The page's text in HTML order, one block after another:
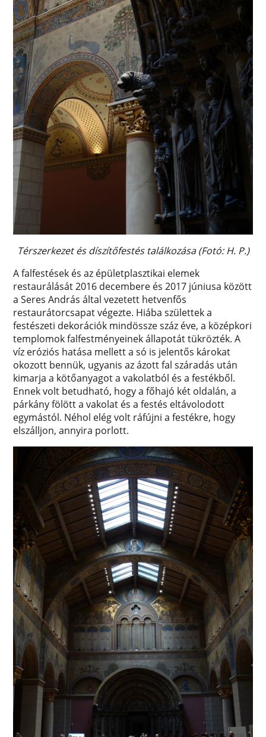
Térszerkezet és díszítőfestés találkozása (Fotó: H. P.)
A falfestések és az épületplasztikai elemek
restaurálását 2016 decembere és 2017 júniusa között
a Seres András által vezetett hetvenfős
restaurátorcsapat végezte. Hiába születtek a
festészeti dekorációk mindössze száz éve, a középkori
templomok falfestményeinek állapotát tükrözték. A
víz eróziós hatása mellett a só is jelentős károkat
okozott bennük, ugyanis az ázott fal száradás után
kimarja a kötőanyagot a vakolatból és a festékből.
Ennek volt betudható, hogy a főhajó két oldalán, a
párkány fölött a vakolat és a festés eltávolodott
egymástól. Néhol elég volt ráfújni a festékre, hogy
elszálljon, annyira porlott.